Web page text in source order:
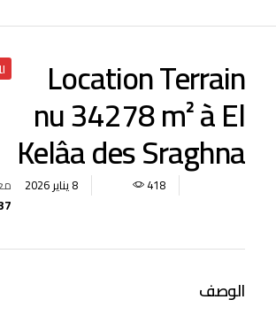
Location Terrain
nu 34278 m² à El
Kelâa des Sraghna
8 يناير 2026 418
الوصف